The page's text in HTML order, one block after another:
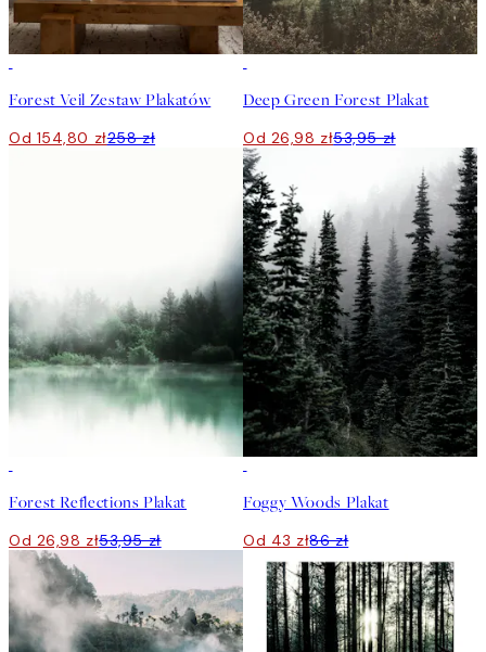
Forest Veil Zestaw Plakatów
Od 154,80 zł258 zł
Deep Green Forest Plakat
Od 26,98 zł53,95 zł
Forest Reflections Plakat
Od 26,98 zł53,95 zł
Foggy Woods Plakat
Od 43 zł86 zł